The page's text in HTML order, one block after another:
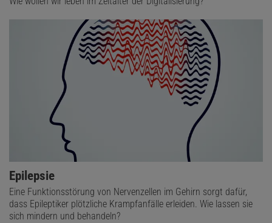
Epilepsie
Eine Funktionsstörung von Nervenzellen im Gehirn sorgt dafür,
dass Epileptiker plötzliche Krampfanfälle erleiden. Wie lassen sie
sich mindern und behandeln?